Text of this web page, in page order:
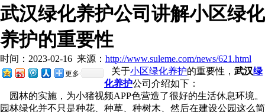
武汉绿化养护公司讲解小区绿化
养护的重要性
时间：2023-02-16 来源： http://www.suleme.com/news/621.html
更多 关于小区绿化养护的重要性， 武汉绿
化养护公司介绍如下：
园林的实施，为小猪视频APP色营造了很好的生活休息环境。
园林绿化并不只是种花、种草、种树木、然后在建设公园这么简